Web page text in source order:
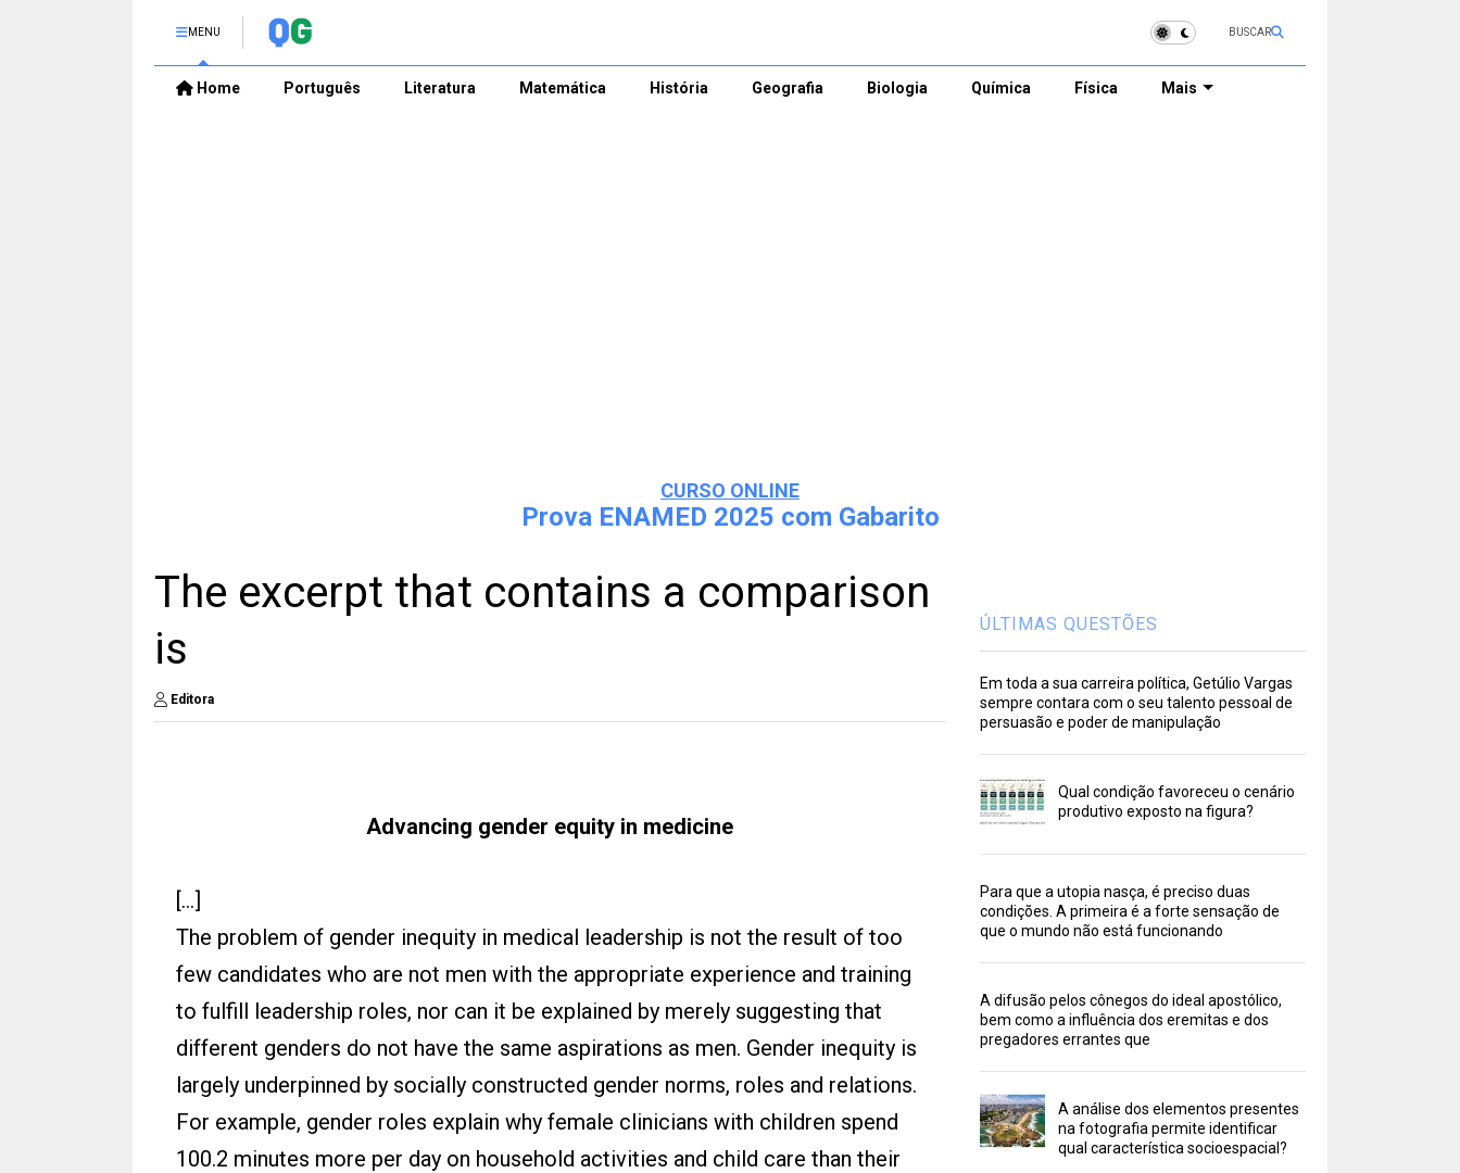
MENU BUSCAR
Home Português Literatura Matemática História Geografia Biologia Química Física Mais
CURSO ONLINE
Prova ENAMED 2025 com Gabarito
The excerpt that contains a comparison
is
Editora
Advancing gender equity in medicine
[…]
The problem of gender inequity in medical leadership is not the result of too
few candidates who are not men with the appropriate experience and training
to fulfill leadership roles, nor can it be explained by merely suggesting that
different genders do not have the same aspirations as men. Gender inequity is
largely underpinned by socially constructed gender norms, roles and relations.
For example, gender roles explain why female clinicians with children spend
100.2 minutes more per day on household activities and child care than their
ÚLTIMAS QUESTÕES
Em toda a sua carreira política, Getúlio Vargas
sempre contara com o seu talento pessoal de
persuasão e poder de manipulação
Qual condição favoreceu o cenário
produtivo exposto na figura?
Para que a utopia nasça, é preciso duas
condições. A primeira é a forte sensação de
que o mundo não está funcionando
A difusão pelos cônegos do ideal apostólico,
bem como a influência dos eremitas e dos
pregadores errantes que
A análise dos elementos presentes
na fotografia permite identificar
qual característica socioespacial?